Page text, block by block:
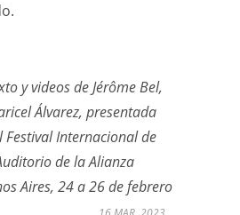
y videos de Jérôme Bel,
Álvarez, presentada
Festival Internacional de
de la Alianza
Aires, 24 a 26 de febrero